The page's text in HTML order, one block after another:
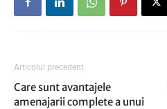
Articolul precedent
Care sunt avantajele
amenajarii complete a unui